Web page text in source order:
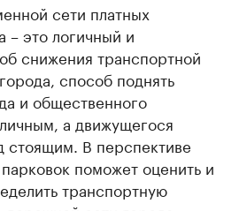
сети платных
– это логичный и
снижения транспортной
способ поднять
и общественного
а движущегося
стоящим. В перспективе
поможет оценить и
транспортную